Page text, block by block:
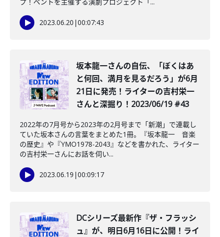
2023.06.20 |00:07:43
坂本龍一さんの自伝、「ぼくはあ
と何回、満月を見るだろう」が6月
21日に発売！ライターの吉村栄一
さんと深掘り！2023/06/19 #43
2022年の7月号から2023年の2月号まで「新潮」で連載し
ていた坂本さんの言葉をまとめた1冊。『坂本龍一 音楽
の歴史』や『YMO1978-2043』などを書かれた、ライター
の吉村栄一さんにお話を伺い...
2023.06.19 |00:09:17
DCシリーズ最新作『ザ・フラッシ
ュ』が、明日6月16日に公開！ライ